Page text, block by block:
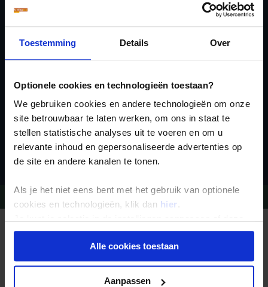
Toestemming Details Over
Optionele cookies en technologieën toestaan?
We gebruiken cookies en andere technologieën om onze
site betrouwbaar te laten werken, om ons in staat te
stellen statistische analyses uit te voeren en om u
relevante inhoud en gepersonaliseerde advertenties op
de site en andere kanalen te tonen.
Als je het niet eens bent met het gebruik van optionele
cookies en technologieën, klik dan hier .
onder aan de pagina op elk gewenst moment voor de
toekomst wijzigen.Alle cookies toestaan
Aanpassen
Ja, ik meld me aan
voor de wekelijkse
nieuwsbrief
Inschrijven
Vragen?Bel 09-234 13 11
REIZEN MET KONING AAP
Bestemmingen
Duurzaam toerisme
Vacatures
Veelgestelde vragen